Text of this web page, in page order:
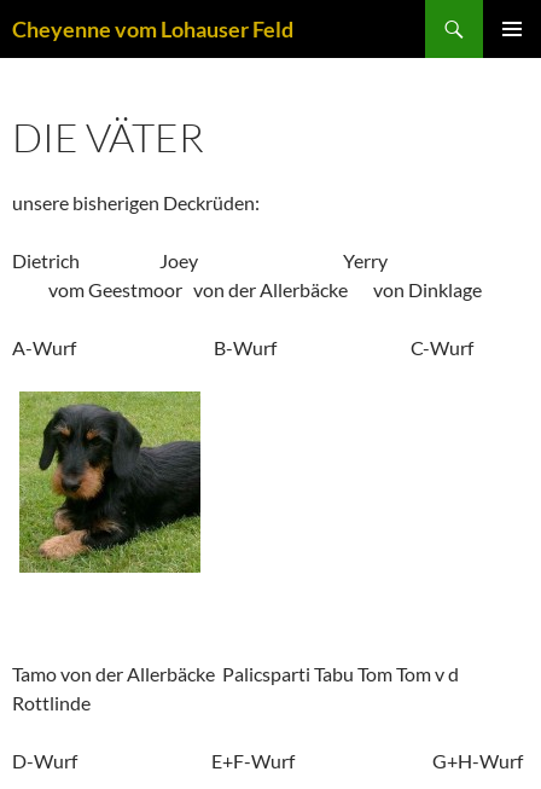
Inhalt
Cheyenne vom Lohauser Feld
DIE VÄTER
unsere bisherigen Deckrüden:
Dietrich Joey Yerry
vom Geestmoor von der Allerbäcke von Dinklage
A-Wurf B-Wurf C-Wurf
Tamo von der Allerbäcke Palicsparti Tabu Tom Tom v d
Rottlinde
D-Wurf E+F-Wurf G+H-Wurf